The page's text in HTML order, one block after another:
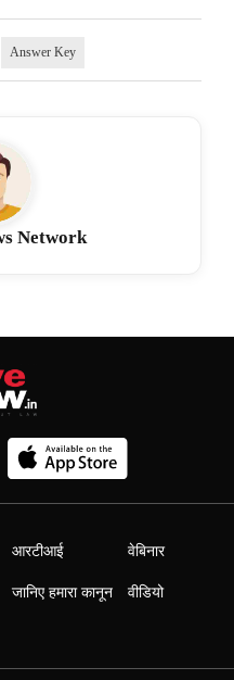
Answer Key
Network
आरटीआई
जानिए हमारा कानून
वेबिनार
वीडियो